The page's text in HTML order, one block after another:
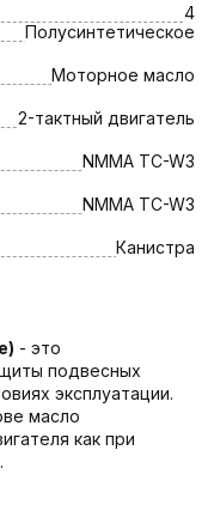
4
Полусинтетическое
Моторное масло
2-тактный двигатель
NMMA TC-W3
NMMA TC-W3
Канистра
- это
подвесных
эксплуатации.
масло
как при